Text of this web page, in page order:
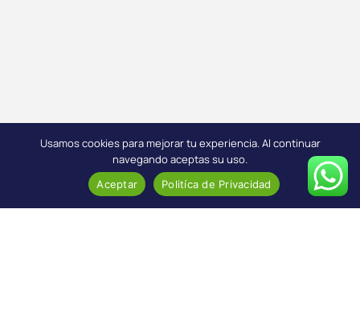
Usamos cookies para mejorar tu experiencia. Al continuar
navegando aceptas su uso.
Aceptar Politíca de Privacidad